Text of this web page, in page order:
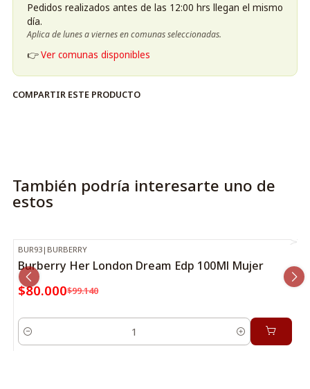
Pedidos realizados antes de las 12:00 hrs llegan el mismo
día.
Aplica de lunes a viernes en comunas seleccionadas.
👉Ver comunas disponibles
COMPARTIR ESTE PRODUCTO
También podría interesarte uno de
estos
-19% OFF
BUR93 | BURBERRY
Burberry Her London Dream Edp 100Ml Mujer
$80.000$99.140
Cantidad